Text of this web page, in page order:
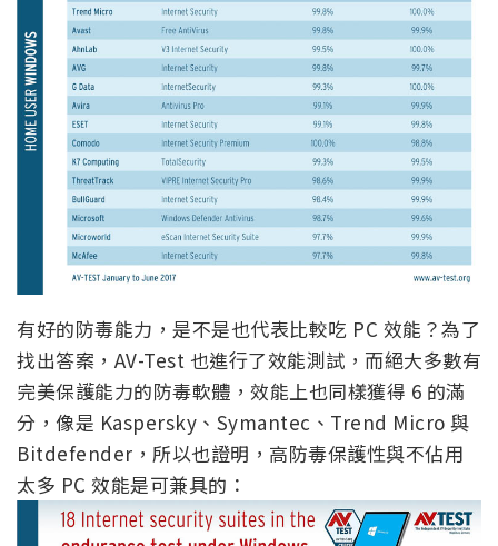
有好的防毒能力，是不是也代表比較吃 PC 效能？為了
找出答案，AV-Test 也進行了效能測試，而絕大多數有
完美保護能力的防毒軟體，效能上也同樣獲得 6 的滿
分，像是 Kaspersky、Symantec、Trend Micro 與
Bitdefender，所以也證明，高防毒保護性與不佔用
太多 PC 效能是可兼具的：